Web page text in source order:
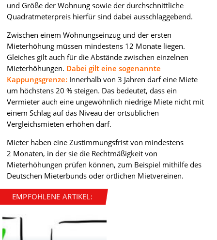
und Größe der Wohnung sowie der durchschnittliche
Quadratmeterpreis hierfür sind dabei ausschlaggebend.
Zwischen einem Wohnungseinzug und der ersten
Mieterhöhung müssen mindestens 12 Monate liegen.
Gleiches gilt auch für die Abstände zwischen einzelnen
Mieterhöhungen. Dabei gilt eine sogenannte
Kappungsgrenze: Innerhalb von 3 Jahren darf eine Miete
um höchstens 20 % steigen. Das bedeutet, dass ein
Vermieter auch eine ungewöhnlich niedrige Miete nicht mit
einem Schlag auf das Niveau der ortsüblichen
Vergleichsmieten erhöhen darf.
Mieter haben eine Zustimmungsfrist von mindestens
2 Monaten, in der sie die Rechtmäßigkeit von
Mieterhöhungen prüfen können, zum Beispiel mithilfe des
Deutschen Mieterbunds oder örtlichen Mietvereinen.
EMPFOHLENE ARTIKEL: